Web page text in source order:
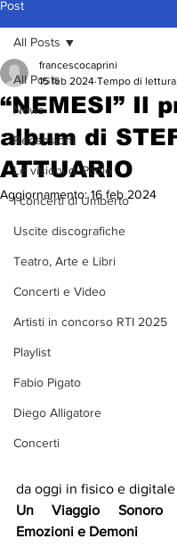
Post
All Posts
News
Recensioni
Le visioni di Paolo
I concerti di Umberto
Uscite discografiche
Teatro, Arte e Libri
Concerti e Video
Artisti in concorso RTI 2025
Playlist
Fabio Pigato
Diego Alligatore
Concerti
All Posts
“NEMESI” Il
album di
ATTUARIO
francescocaprini
15 feb 2024 Tempo di
Aggiornamento:16 feb 2024
da oggi in fisico e digitale
Un Viaggio Sonoro
Emozioni e Demoni